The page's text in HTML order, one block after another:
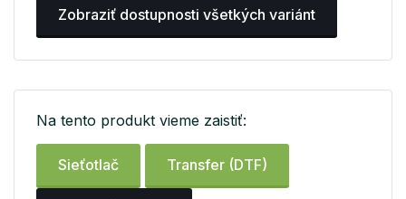
Zobraziť dostupnosti všetkých variánt
Na tento produkt vieme zaistiť:
Sieťotlač Transfer (DTF)